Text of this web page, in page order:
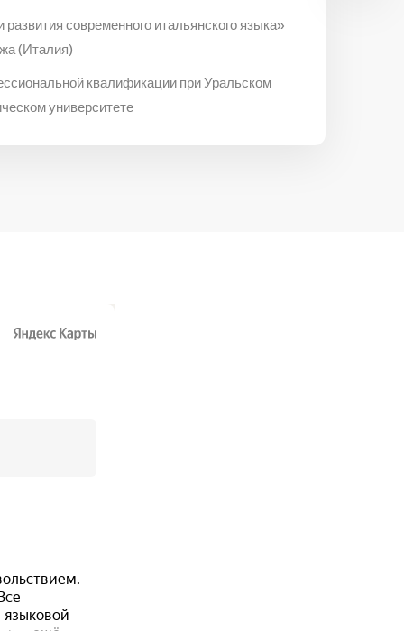
современного итальянского языка»
(Италия)
квалификации при Уральском
университете